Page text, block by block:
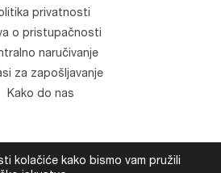
privatnosti
o pristupačnosti
naručivanje
za zapošljavanje
Kako do nas
kolačiće kako bismo vam pružili